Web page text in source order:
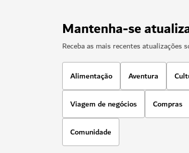
Mantenha-se
Receba as mais recentes atualizações
Alimentação Aventura
Viagem de negócios Compras
Comunidade